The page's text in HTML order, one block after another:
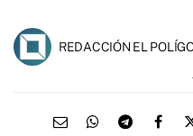
REDACCIÓN EL